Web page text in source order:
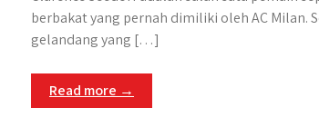
berbakat yang pernah dimiliki oleh AC Milan.
gelandang yang […]
Read more →